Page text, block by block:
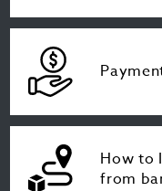
How to
from